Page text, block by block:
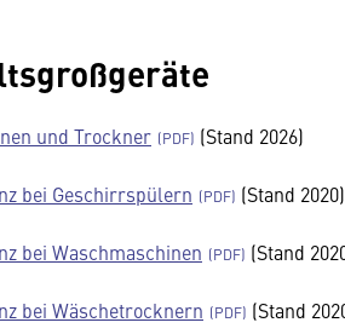
und Trockner (Stand 2026)
bei Geschirr­spü­lern (Stand 2020)
bei Wasch­ma­schinen (Stand
bei Wäsche­trock­nern (Stand